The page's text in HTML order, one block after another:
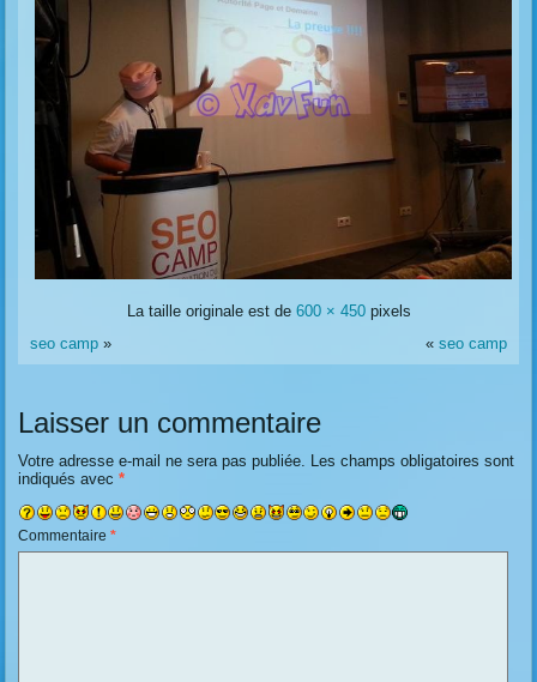
La taille originale est de 600 × 450pixels
seo camp » « seo camp
Laisser un commentaire
Votre adresse e-mail ne sera pas publiée. Les champs obligatoires sont
indiqués avec*
Commentaire*